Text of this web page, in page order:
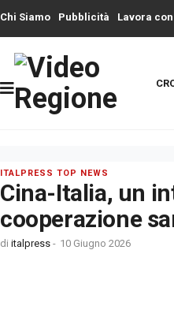
Chi Siamo Pubblicità Lavora
ITALPRESS TOP NEWS
Cina-Italia, un
cooperazione
di italpress - 10 Giugno 2026